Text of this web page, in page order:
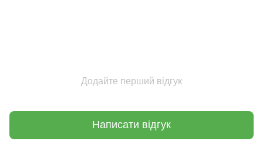
Додайте перший відгук
Написати відгук